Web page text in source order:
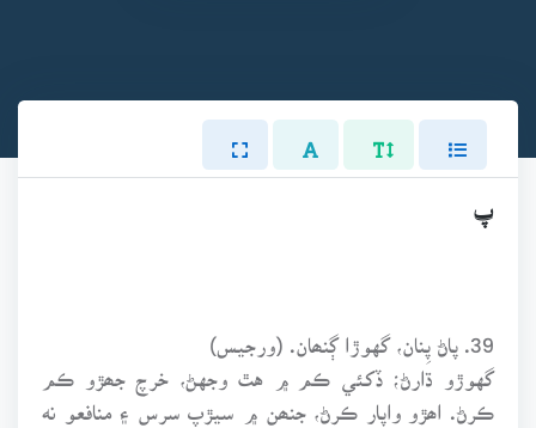
پ
گهوڙو ڌارڻ؛ ڏکئي ڪم ۾ هٿ وجهڻ، خرچ جھڙو ڪم
ڪرڻ. اھڙو واپار ڪرڻ، جنھن ۾ سيڙپ سرس ۽ منافعو نه